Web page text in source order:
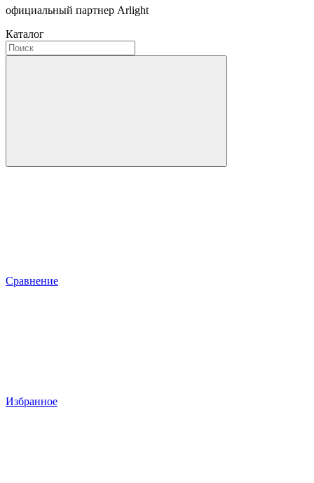
официальный партнер Arlight
Каталог
Сравнение
Избранное